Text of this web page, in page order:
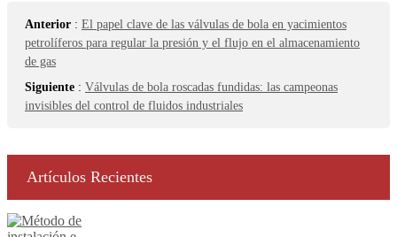
Anterior : El papel clave de las válvulas de bola en yacimientos
petrolíferos para regular la presión y el flujo en el almacenamiento
de gas
Siguiente : Válvulas de bola roscadas fundidas: las campeonas
invisibles del control de fluidos industriales
Artículos Recientes